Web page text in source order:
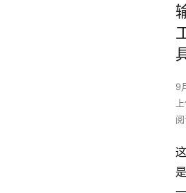
9
这
是